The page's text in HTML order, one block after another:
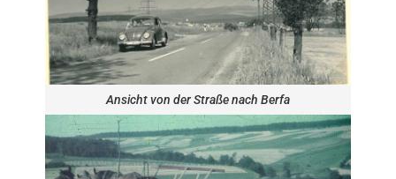
Ansicht von der Straße nach Berfa